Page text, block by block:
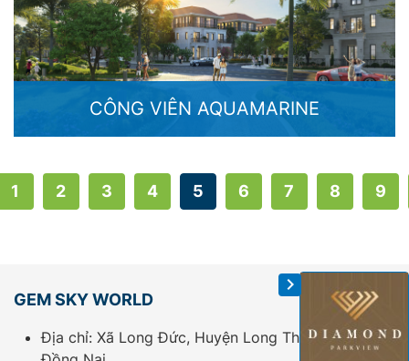
CÔNG VIÊN AQUAMARINE
1 2 3 4 5 6 7 8 9
GEM SKY WORLD
Địa chỉ: Xã Long Đức, Huyện Long Thành, Tỉnh